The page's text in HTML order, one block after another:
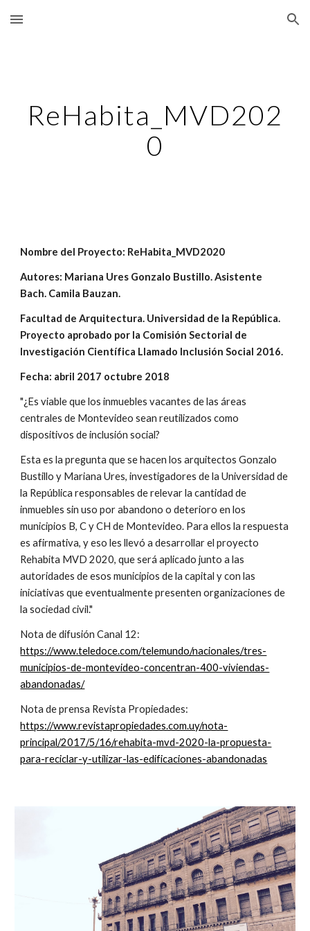
Skip to main content Skip to navigation
ReHabita_MVD202
0
Nombre del Proyecto: ReHabita_MVD2020
Autores: Mariana Ures Gonzalo Bustillo. Asistente
Bach. Camila Bauzan.
Facultad de Arquitectura. Universidad de la República.
Proyecto aprobado por la Comisión Sectorial de
Investigación Científica Llamado Inclusión Social 2016.
Fecha: abril 2017 octubre 2018
"¿Es viable que los inmuebles vacantes de las áreas
centrales de Montevideo sean reutilizados como
dispositivos de inclusión social?
Esta es la pregunta que se hacen los arquitectos Gonzalo
Bustillo y Mariana Ures, investigadores de la Universidad de
la República responsables de relevar la cantidad de
inmuebles sin uso por abandono o deterioro en los
municipios B, C y CH de Montevideo. Para ellos la respuesta
es afirmativa, y eso les llevó a desarrollar el proyecto
Rehabita MVD 2020, que será aplicado junto a las
autoridades de esos municipios de la capital y con las
iniciativas que eventualmente presenten organizaciones de
la sociedad civil."
https://www.teledoce.com/telemundo/nacionales/tres-
municipios-de-montevideo-concentran-400-viviendas-
abandonadas/
https://www.revistapropiedades.com.uy/nota-
principal/2017/5/16/rehabita-mvd-2020-la-propuesta-
para-reciclar-y-utilizar-las-edificaciones-abandonadas